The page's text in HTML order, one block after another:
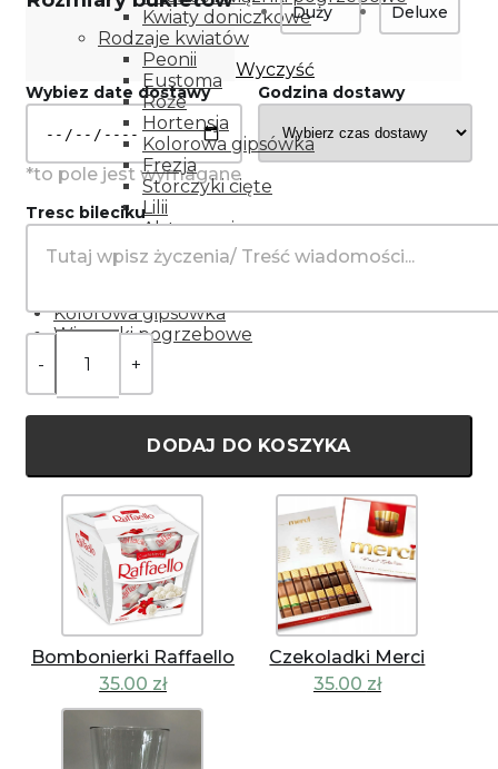
Kwiaty doniczkowe
Rodzaje kwiatów
Peonii
Eustoma
Róże
Hortensja
Kolorowa gipsówka
Frezja
Storczyki cięte
Lilii
Alstromeria
Goździki
Gerbery
Kolorowa gipsówka
Wiązanki pogrzebowe
Duży Deluxe
Wyczyść
Wybiez date dostawy Godzina dostawy
Tresc bileciku
DODAJ DO KOSZYKA
Bombonierki Raffaello
35.00 zł
Czekoladki Merci
35.00 zł